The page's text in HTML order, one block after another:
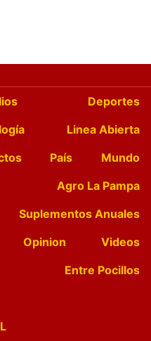
Deportes
Linea Abierta
País
Mundo
Agro La Pampa
Suplementos Anuales
Opinion
Videos
Entre Pocillos